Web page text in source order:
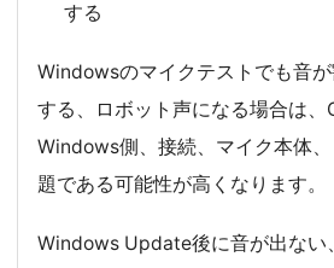
する
Windowsのマイクテストでも音
する、ロボット声になる場合は、
Windows側、接続、マイク本体
題である可能性が高くなります。
Windows Update後に音が出ない